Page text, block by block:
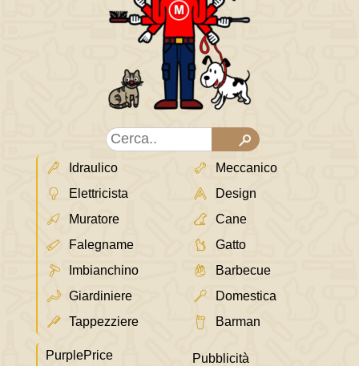
Idraulico
Elettricista
Muratore
Falegname
Imbianchino
Giardiniere
Tappezziere
Meccanico
Design
Cane
Gatto
Barbecue
Domestica
Barman
PurplePrice
Pubblicità